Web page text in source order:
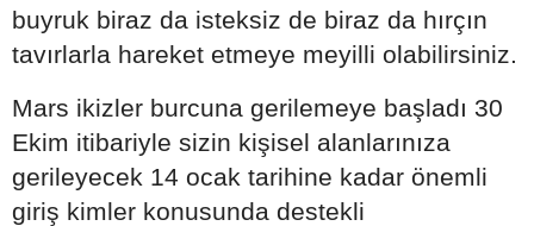
buyruk biraz da isteksiz de biraz da hırçın
tavırlarla hareket etmeye meyilli olabilirsiniz.
Mars ikizler burcuna gerilemeye başladı 30
Ekim itibariyle sizin kişisel alanlarınıza
gerileyecek 14 ocak tarihine kadar önemli
giriş kimler konusunda destekli